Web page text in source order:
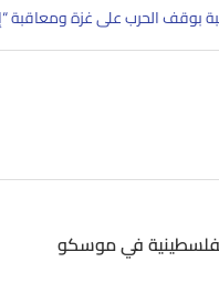
في موسكو